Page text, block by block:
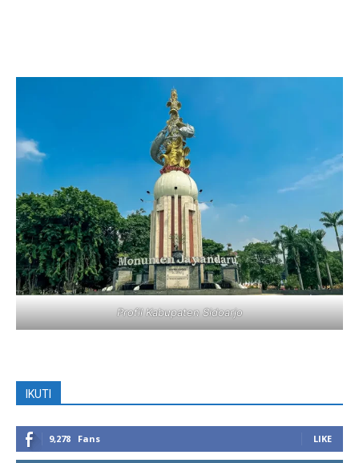
Profil Kabupaten Sidoarjo
IKUTI
9,278 Fans LIKE